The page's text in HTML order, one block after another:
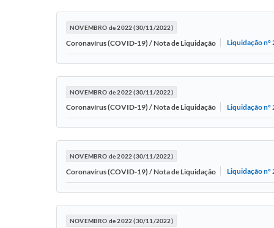
NOVEMBRO de 2022 (30/11/2022)
Coronavírus (COVID-19) / Nota de Liquidação Liquidação nº
NOVEMBRO de 2022 (30/11/2022)
Coronavírus (COVID-19) / Nota de Liquidação Liquidação nº
NOVEMBRO de 2022 (30/11/2022)
Coronavírus (COVID-19) / Nota de Liquidação Liquidação nº
NOVEMBRO de 2022 (30/11/2022)